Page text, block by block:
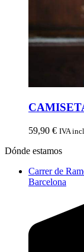
59,90 € IVA
Dónde estamos
Carrer de
Barcelona